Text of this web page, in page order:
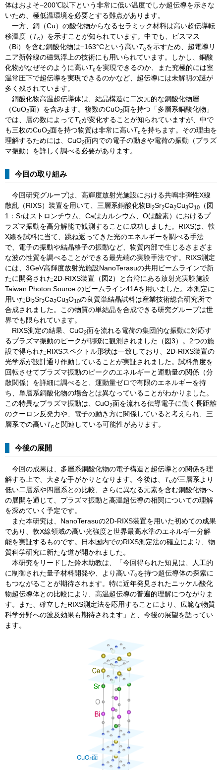
体はおよそ−200℃以下という非常に低い温度でしか超伝導を示さな
いため、極低温環境を必要とする難点があります。
一方、銅（Cu）の酸化物からなるセラミック材料は高い超伝導転
移温度（Tc ）を示すことが知られています。中でも、ビスマス
（Bi）を含む銅酸化物は−163°Cという高いTcを示すため、超電導リ
ニア新幹線の磁気浮上の技術にも用いられています。しかし、銅酸
化物がなぜそのように高いTcを実現できるのか、また究極的には室
温常圧下で超伝導を実現できるのかなど、超伝導には未解明の謎が
多く残されています。
銅酸化物高温超伝導体は、結晶構造に二次元的な銅酸化物層
（CuO2面）を含みます。複数のCuO2面を持つ「多層系銅酸化物」
では、層の数によってTcが変化することが知られていますが、中で
も三枚のCuO2面を持つ物質は非常に高いTcを持ちます。その理由を
理解するためには、CuO2面内での電子の動きや電荷の振動（プラズ
マ振動）を詳しく調べる必要があります。
今回の取り組み
今回研究グループは、高輝度放射光施設における共鳴非弾性X線
散乱（RIXS）装置を用いて、三層系銅酸化物Bi2Sr2Ca2Cu3O10
（図
1：Srはストロンチウム、Caはカルシウム、Oは酸素）におけるプ
ラズマ振動を高分解能で観測することに成功しました。RIXSは、軟
X線を試料に当て、跳ね返ってきた光のエネルギーを調べる手法
で、電子の振動や結晶格子の振動など、物質内部で生じるさまざま
な波の性質を調べることができる最先端の実験手法です。RIXS測定
には、3GeV高輝度放射光施設NanoTerasuの共用ビームラインで新
たに開発された2D-RIXS装置（図2）と台湾にある放射光実験施設
Taiwan Photon Source のビームライン41Aを用いました。本測定に
用いたBi2Sr2Ca2Cu3O10の良質単結晶試料は産業技術総合研究所で
合成されました。この物質の単結晶を合成できる研究グループは世
界でも限られています。
RIXS測定の結果、CuO2面を流れる電荷の集団的な振動に対応す
るプラズマ振動のピークが明瞭に観測されました（図3）。2つの施
設で得られたRIXSスペクトル形状は一致しており、2D-RIXS装置の
光学系が設計通り作動していることが実証されました。試料角度を
回転させてプラズマ振動のピークのエネルギーと運動量の関係（分
散関係）を詳細に調べると、運動量ゼロで有限のエネルギーを持
ち、単層系銅酸化物の場合とは異なっていることがわかりました。
この特異なプラズマ振動は、CuO2面を流れる伝導電子に働く長距離
のクーロン反発力や、電子の動き方に関係していると考えられ、三
層系での高いTc と関連している可能性があります。
今後の展開
今回の成果は、多層系銅酸化物の電子構造と超伝導との関係を理
解する上で、大きな手がかりとなります。今後は、 Tcが三層系より
低い二層系や四層系との比較、さらに異なる元素を含む銅酸化物へ
の展開を通じて、プラズマ振動と高温超伝導の相関についての理解
を深めていく予定です。
また本研究は、NanoTerasuの2D-RIXS装置を用いた初めての成果
であり、軟X線領域の高い光強度と世界最高水準のエネルギー分解
能を実証するものです。日本国内でのRIXS測定法の確立により、物
質科学研究に新たな道が開かれました。
本研究をリードした鈴木助教は、「今回得られた知見は、人工的
に制御された量子材料開発や、より高いTcを持つ超伝導体の探索に
もつながることが期待されます。特に近年発見されたニッケル酸化
物超伝導体との比較により、高温超伝導の普遍的理解につながりま
す。また、確立したRIXS測定法を応用することにより、広範な物質
科学分野への波及効果も期待されます」と、今後の展望を語ってい
ます。